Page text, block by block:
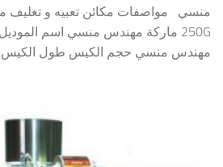
مهندس منسي حجم الكيس طول الكيس...